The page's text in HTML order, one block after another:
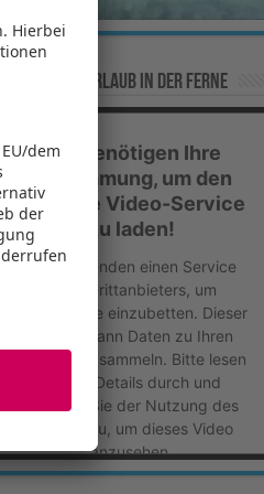
Tipps für Urlaub in der Ferne
Wir benötigen Ihre
Zustimmung, um den
YouTube Video-Service
zu laden!
Wir verwenden einen Service
eines Drittanbieters, um
Videoinhalte einzubetten. Dieser
Service kann Daten zu Ihren
Aktivitäten sammeln. Bitte lesen
Sie die Details durch und
stimmen Sie der Nutzung des
Service zu, um dieses Video
anzusehen.